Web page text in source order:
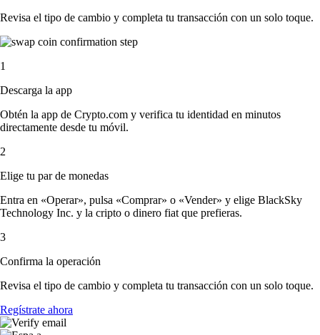
Revisa el tipo de cambio y completa tu transacción con un solo toque.
1
Descarga la app
Obtén la app de Crypto.com y verifica tu identidad en minutos
directamente desde tu móvil.
2
Elige tu par de monedas
Entra en «Operar», pulsa «Comprar» o «Vender» y elige BlackSky
Technology Inc. y la cripto o dinero fiat que prefieras.
3
Confirma la operación
Revisa el tipo de cambio y completa tu transacción con un solo toque.
Regístrate ahora